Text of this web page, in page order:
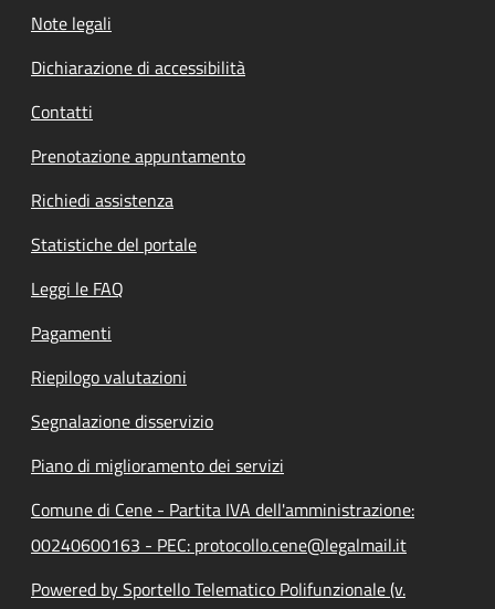
Note legali
Dichiarazione di accessibilità
Contatti
Prenotazione appuntamento
Richiedi assistenza
Statistiche del portale
Leggi le FAQ
Pagamenti
Riepilogo valutazioni
Segnalazione disservizio
Piano di miglioramento dei servizi
Comune di Cene - Partita IVA dell'amministrazione:
00240600163 - PEC: protocollo.cene@legalmail.it
Powered by Sportello Telematico Polifunzionale (v.